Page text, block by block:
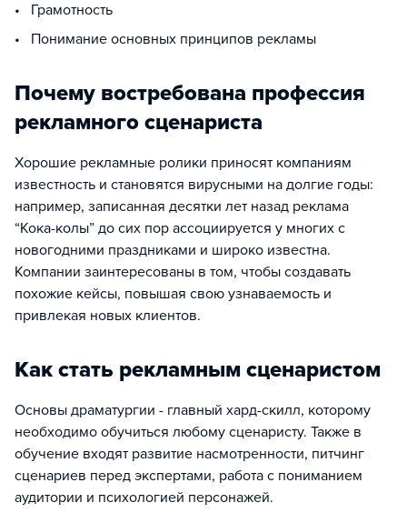
• Грамотность
• Понимание основных принципов рекламы
Почему востребована профессия
рекламного сценариста
Хорошие рекламные ролики приносят компаниям
известность и становятся вирусными на долгие годы:
например, записанная десятки лет назад реклама
“Кока-колы” до сих пор ассоциируется у многих с
новогодними праздниками и широко известна.
Компании заинтересованы в том, чтобы создавать
похожие кейсы, повышая свою узнаваемость и
привлекая новых клиентов.
Как стать рекламным сценаристом
Основы драматургии - главный хард-скилл, которому
необходимо обучиться любому сценаристу. Также в
обучение входят развитие насмотренности, питчинг
сценариев перед экспертами, работа с пониманием
аудитории и психологией персонажей.